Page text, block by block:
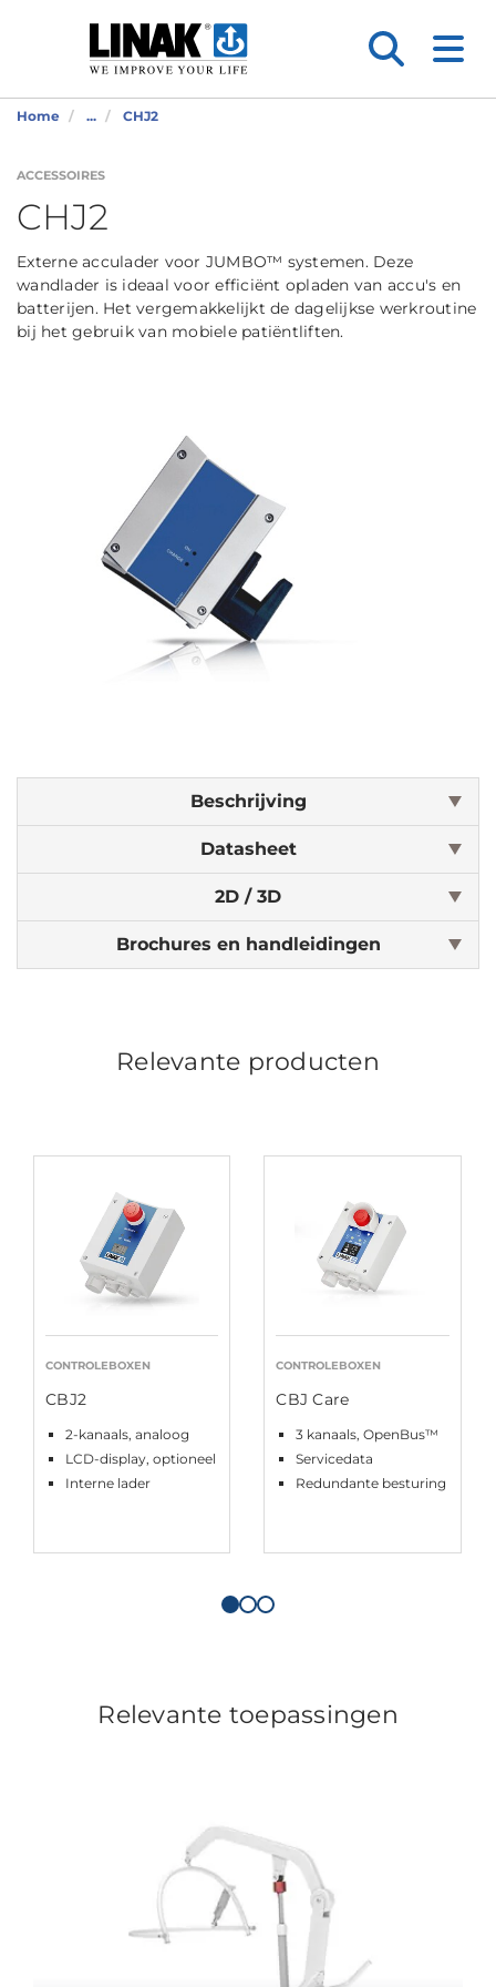
Home ... CHJ2
ACCESSOIRES
CHJ2
Externe acculader voor JUMBO™ systemen. Deze
wandlader is ideaal voor efficiënt opladen van accu's en
batterijen. Het vergemakkelijkt de dagelijkse werkroutine
bij het gebruik van mobiele patiëntliften.
Beschrijving
Datasheet
2D / 3D
Brochures en handleidingen
Relevante producten
CONTROLEBOXEN
CBJ2
2-kanaals, analoog
LCD-display, optioneel
Interne lader
CONTROLEBOXEN
CBJ Care
3 kanaals, OpenBus™
Servicedata
Redundante besturing
Relevante toepassingen